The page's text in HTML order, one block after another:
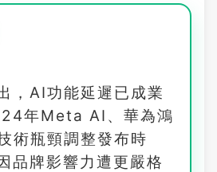
，AI功能延遲已成業
年Meta AI、華為鴻
術瓶頸調整發布時
品牌影響力遭更嚴格